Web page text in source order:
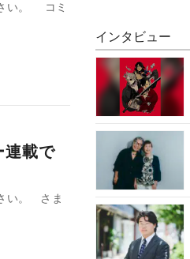
い。 コミ
連載で
い。 さま
インタビュー